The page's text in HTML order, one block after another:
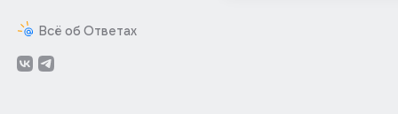
Всё об Ответах